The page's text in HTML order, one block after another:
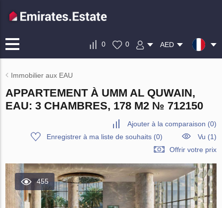
0 0 AED
Immobilier aux EAU
APPARTEMENT À UMM AL QUWAIN,
EAU: 3 CHAMBRES, 178 M2 № 712150
Ajouter à la comparaison (0)
Enregistrer à ma liste de souhaits(0)
Vu (1)
Offrir votre prix
455